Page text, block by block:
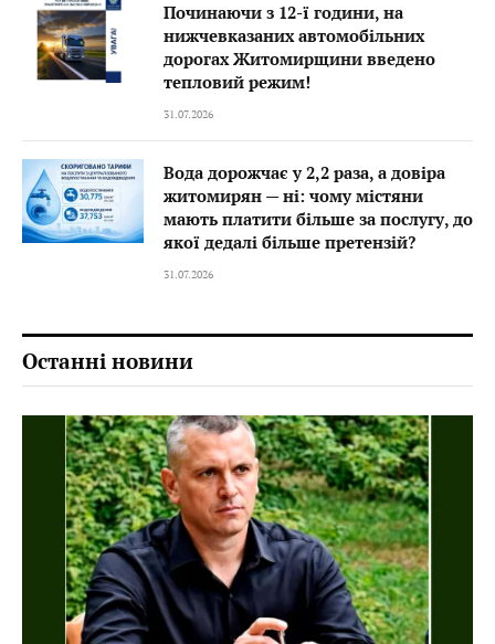
Починаючи з 12-ї години, на
нижчевказаних автомобільних
дорогах Житомирщини введено
тепловий режим!
31.07.2026
Вода дорожчає у 2,2 раза, а довіра
житомирян — ні: чому містяни
мають платити більше за послугу, до
якої дедалі більше претензій?
31.07.2026
Останні новини